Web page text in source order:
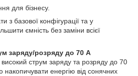
для бізнесу.
з базової конфігурації та у
ємність без заміни всієї
заряду/розряду до 70 А
струм заряду та розряду до 70
енергію від сонячних